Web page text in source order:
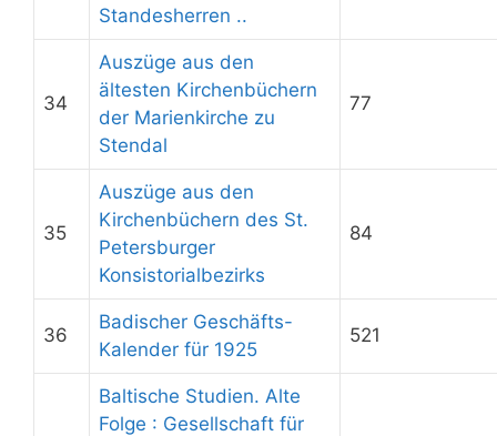
Standesherren ..
34
Auszüge aus den
ältesten Kirchenbüchern
der Marienkirche zu
Stendal
77
35
Auszüge aus den
Kirchenbüchern des St.
Petersburger
Konsistorialbezirks
84
36
Badischer Geschäfts-
Kalender für 1925
521
Baltische Studien. Alte
Folge : Gesellschaft für